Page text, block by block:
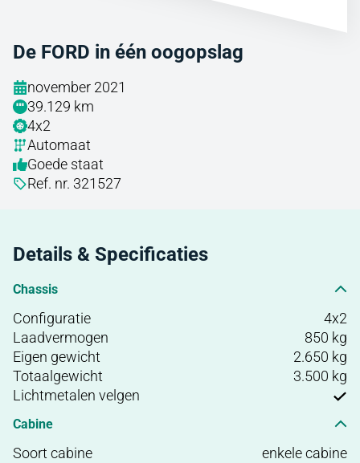
De FORD in één oogopslag
november 2021
39.129 km
4x2
Automaat
Goede staat
Ref. nr. 321527
Details & Specificaties
Chassis
Configuratie
4x2
Laadvermogen
850 kg
Eigen gewicht
2.650 kg
Totaalgewicht
3.500 kg
Lichtmetalen velgen
Cabine
Soort cabine enkele cabine